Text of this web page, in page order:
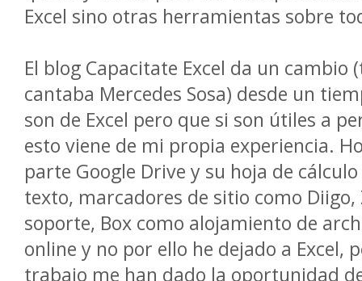
Excel sino otras herramientas sobre
El blog Capacitate Excel da un
cantaba Mercedes Sosa) desde un
son de Excel pero que si son útiles a
esto viene de mi propia experiencia.
parte Google Drive y su hoja de
texto, marcadores de sitio como
soporte, Box como alojamiento de
online y no por ello he dejado a Excel,
trabajo me han dado la oportunidad